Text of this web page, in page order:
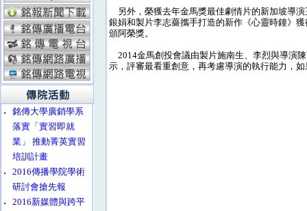
‧
銘傳大學廣銷學系
落實「實習即就
業」 推動菁英實習
培訓計畫
‧
2016傳播學院學術
研討會搶先報
‧
2016新媒體與跨平
另外，榮獲去年金馬獎最佳劇情片的新加坡導
銀娟和製片李志薔攜手打造的新作《心靈時鐘》
頒阿榮獎。
2014金馬創投會議由製片施南生、李烈與導演
示，評審最看重創意，再考慮導演的執行能力，